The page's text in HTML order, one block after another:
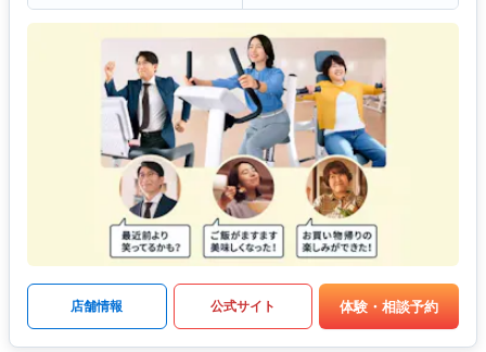
店舗情報 公式サイト 体験・相談予約